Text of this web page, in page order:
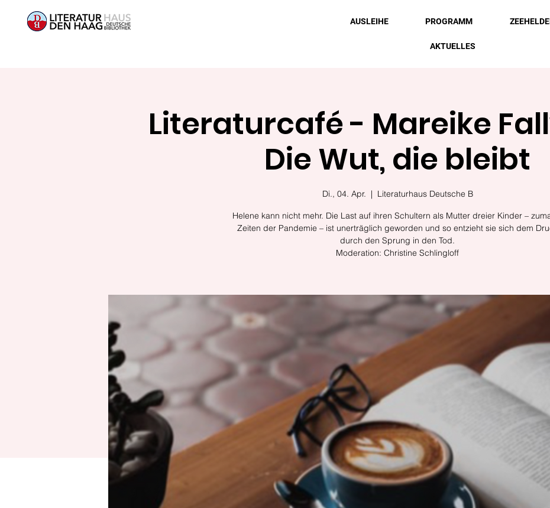
AUSLEIHE PROGRAMM
AKTUELLES
Literaturcafé - Mareike
Die Wut, die bleibt
Di., 04. Apr.
  |
Literaturhaus Deutsche B
Helene kann nicht mehr. Die Last auf ihren Schultern als Mutter dreier Kinder –
Zeiten der Pandemie – ist unerträglich geworden und so entzieht sie sich dem
durch den Sprung in den Tod.
Moderation: Christine Schlingloff